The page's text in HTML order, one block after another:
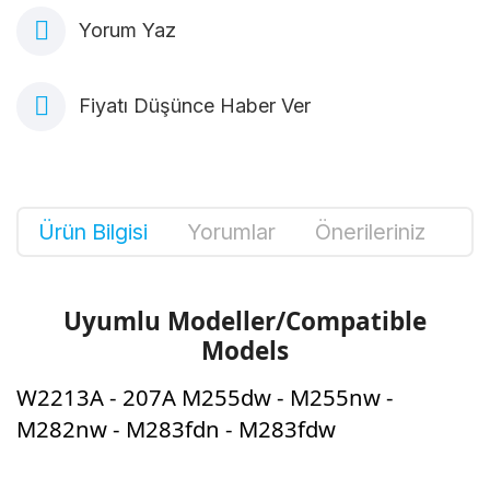
Yorum Yaz
Fiyatı Düşünce Haber Ver
Ürün Bilgisi Yorumlar Önerileriniz
Uyumlu Modeller/Compatible
Models
W2213A - 207A M255dw - M255nw -
M282nw - M283fdn - M283fdw